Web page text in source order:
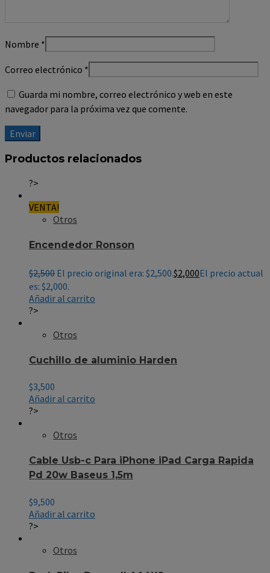
Nombre *
Correo electrónico *
Guarda mi nombre, correo electrónico y web en este
navegador para la próxima vez que comente.
Productos relacionados
?>
VENTA!
Otros
Encendedor Ronson
$2,500 El precio original era: $2,500.$2,000El precio actual
es: $2,000.
Añadir al carrito
?>
Otros
Cuchillo de aluminio Harden
$3,500
Añadir al carrito
?>
Otros
Cable Usb-c Para iPhone iPad Carga Rapida
Pd 20w Baseus 1,5m
$9,500
Añadir al carrito
?>
Otros